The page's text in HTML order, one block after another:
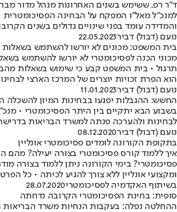
ד"ר רפ, ששימש בשנים האחרונות מנהל מדור
למנכ"ל מאל"ו המפקח על הבחינה הפסיכומטרית
והמדידה עומד בפני שינויים גדולים בשנים
נועם (דבול) דביר22.05.2023
בית המשפט: מכונים לא יורשו להשתמש בשאלות
מכוני הכנה לפסיכומטרי לא יורשו להשתמש
תרגול • בית המשפט קבע כי שימוש בשאלות
הוא הפרת זכויות יוצרים של המרכז הארצי
נועם (דבול) דביר11.01.2023
החשש: ההגבלות יפגעו בבחינות המיון להשכלה
בשבוע הבא יתקיים בין היתר הפסיכומטרי •
לבחינות ולהערכה פנתה למשרד הבריאות
נועם (דבול) דביר08.12.2020
בתקופת הקורונה לומדים פסיכומטרי אונליין
איך ללמוד קורס פסיכומטרי בצורה יעילה? מהם
פסיכומטרי? בימי הקורונה ניתן ללמוד בצורה
ומקצועי אונליין ללא צורך להגיע לכיתה • כל
בשיתוף האקדמיה לפסיכומטרי28.07.2020
סופית: בחינת הפסיכומטרי הקרובה נדחתה
ההחלטה נפלה: בעקבות הנחיות משרד הבריאות